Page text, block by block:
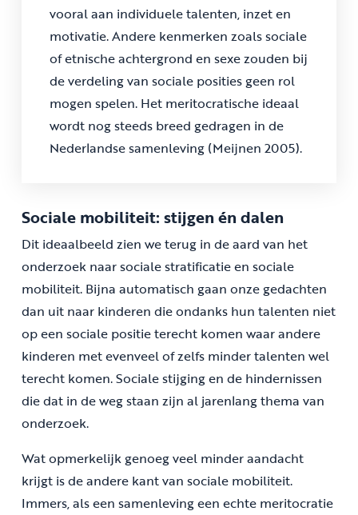
vooral aan individuele talenten, inzet en
motivatie. Andere kenmerken zoals sociale
of etnische achtergrond en sexe zouden bij
de verdeling van sociale posities geen rol
mogen spelen. Het meritocratische ideaal
wordt nog steeds breed gedragen in de
Nederlandse samenleving (Meijnen 2005).
Sociale mobiliteit: stijgen én dalen
Dit ideaalbeeld zien we terug in de aard van het
onderzoek naar sociale stratificatie en sociale
mobiliteit. Bijna automatisch gaan onze gedachten
dan uit naar kinderen die ondanks hun talenten niet
op een sociale positie terecht komen waar andere
kinderen met evenveel of zelfs minder talenten wel
terecht komen. Sociale stijging en de hindernissen
die dat in de weg staan zijn al jarenlang thema van
onderzoek.
Wat opmerkelijk genoeg veel minder aandacht
krijgt is de andere kant van sociale mobiliteit.
Immers, als een samenleving een echte meritocratie